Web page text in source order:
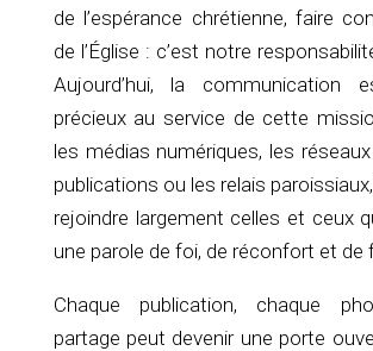
de l’espérance chrétienne, faire
de l’Église : c’est notre
Aujourd’hui, la communication
précieux au service de cette
les médias numériques, les
publications ou les relais paroissiaux,
rejoindre largement celles et ceux
une parole de foi, de réconfort et de
Chaque publication, chaque
partage peut devenir une porte